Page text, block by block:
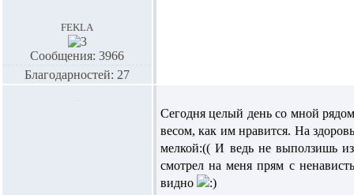
fekla
Сообщения: 3966
Благодарностей: 27
Сегодня целый день со мной
весом, как им нравится. На
мелкой:(( И ведь не выползишь
смотрел на меня прям с
видно